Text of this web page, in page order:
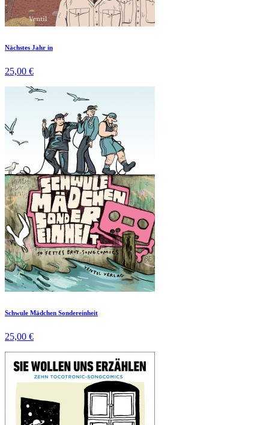
Nächstes Jahr in
25,00 €
Schwule Mädchen Sondereinheit
25,00 €